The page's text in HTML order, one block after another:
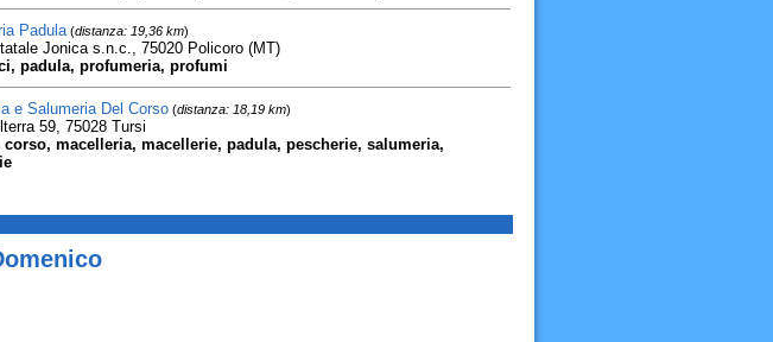
Padula(distanza: 19,36 km)
Jonica s.n.c., 75020 Policoro (MT)
padula, profumeria, profumi
e Salumeria Del Corso(distanza: 18,19 km)
59, 75028 Tursi
macelleria, macellerie, padula, pescherie, salumeria,